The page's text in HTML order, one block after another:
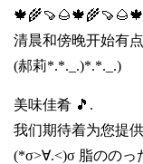
清晨和傍晚开始有点
(郝莉*.*._.)*.*._.)
美味佳肴 🎵.
我们期待着为您提
(*σ>∀.<)σ 脂ののっ